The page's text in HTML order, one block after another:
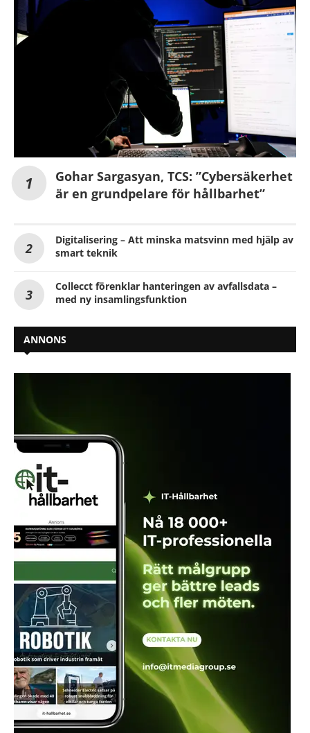
Gohar Sargasyan, TCS: ”Cybersäkerhet
är en grundpelare för hållbarhet”
Digitalisering – Att minska matsvinn med hjälp av
smart teknik
Collecct förenklar hanteringen av avfallsdata –
med ny insamlingsfunktion
ANNONS